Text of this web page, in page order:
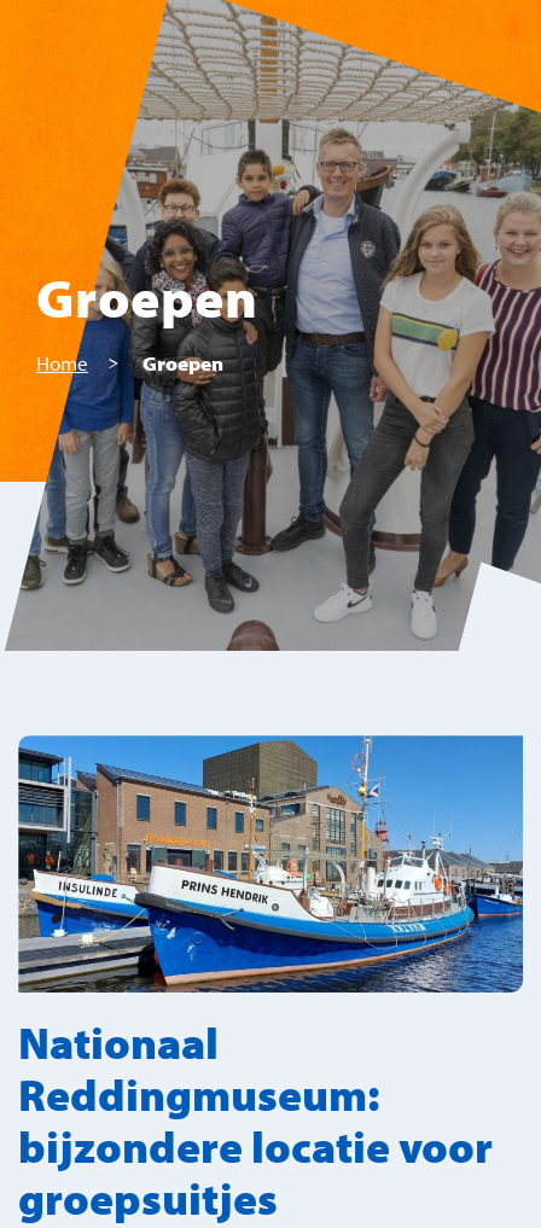
Skip to main content
Groepen
Home Groepen
Nationaal
Reddingmuseum:
bijzondere locatie voor
groepsuitjes